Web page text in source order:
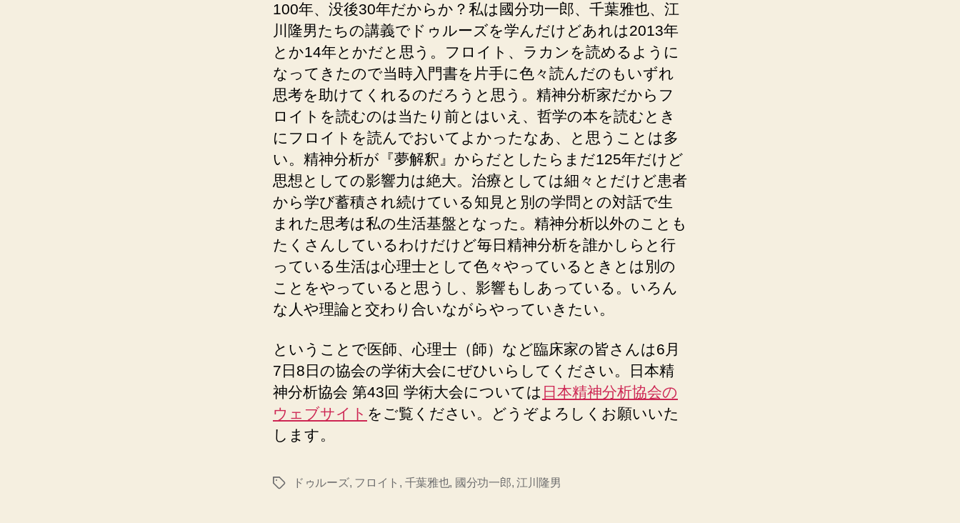
100年、没後30年だからか？私は國分功一郎、千葉雅也、江
川隆男たちの講義でドゥルーズを学んだけどあれは2013年
とか14年とかだと思う。フロイト、ラカンを読めるように
なってきたので当時入門書を片手に色々読んだのもいずれ
思考を助けてくれるのだろうと思う。精神分析家だからフ
ロイトを読むのは当たり前とはいえ、哲学の本を読むとき
にフロイトを読んでおいてよかったなあ、と思うことは多
い。精神分析が『夢解釈』からだとしたらまだ125年だけど
思想としての影響力は絶大。治療としては細々とだけど患者
から学び蓄積され続けている知見と別の学問との対話で生
まれた思考は私の生活基盤となった。精神分析以外のことも
たくさんしているわけだけど毎日精神分析を誰かしらと行
っている生活は心理士として色々やっているときとは別の
ことをやっていると思うし、影響もしあっている。いろん
な人や理論と交わり合いながらやっていきたい。
ということで医師、心理士（師）など臨床家の皆さんは6月
7日8日の協会の学術大会にぜひいらしてください。日本精
神分析協会 第43回 学術大会については 日本精神分析協会の
ウェブサイト をご覧ください。どうぞよろしくお願いいた
します。
タ
ドゥルーズ, フロイト , 千葉雅也, 國分功一郎,江川隆男